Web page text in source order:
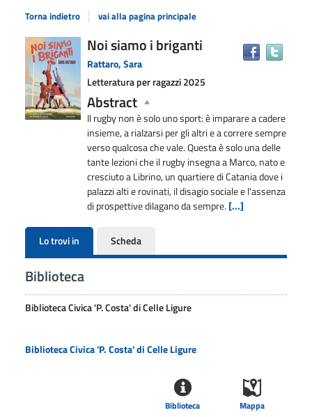
Torna indietro vai alla pagina principale
Dettaglio
del
documento
Noi siamo i briganti
Rattaro, Sara
Letteratura per ragazzi2025
Abstract
Il rugby non è solo uno sport: è imparare a cadere
insieme, a rialzarsi per gli altri e a correre sempre
verso qualcosa che vale. Questa è solo una delle
tante lezioni che il rugby insegna a Marco, nato e
cresciuto a Librino, un quartiere di Catania dove i
palazzi alti e rovinati, il disagio sociale e l'assenza
di prospettive dilagano da sempre. [...]
Lo trovi in Scheda
Biblioteca
Biblioteca Civica 'P. Costa' di Celle Ligure
Biblioteca Civica 'P. Costa' di Celle Ligure
Mappa
Biblioteca